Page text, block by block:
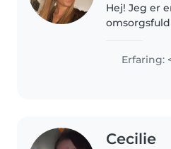
Hej! Jeg er
erfaring
og
Erfaring:
Cecilie